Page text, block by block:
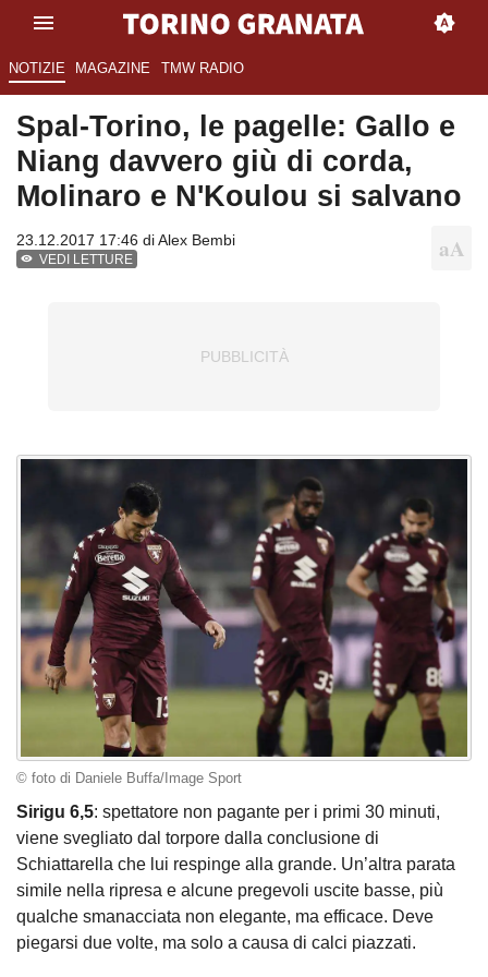
NOTIZIE MAGAZINE TMW RADIO
Spal-Torino, le pagelle: Gallo e
Niang davvero giù di corda,
Molinaro e N'Koulou si salvano
23.12.2017 17:46 diAlex Bembi
VEDI LETTURE
© foto di Daniele Buffa/Image Sport
Sirigu 6,5: spettatore non pagante per i primi 30 minuti,
viene svegliato dal torpore dalla conclusione di
Schiattarella che lui respinge alla grande. Un’altra parata
simile nella ripresa e alcune pregevoli uscite basse, più
qualche smanacciata non elegante, ma efficace. Deve
piegarsi due volte, ma solo a causa di calci piazzati.